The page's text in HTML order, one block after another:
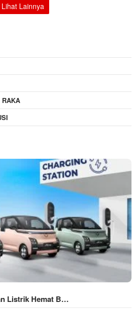
Lihat Lainnya
RAKA
Listrik Hemat B…